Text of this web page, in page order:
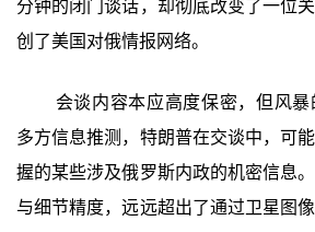
分钟的闭门谈话，却彻底改变了一位
创了美国对俄情报网络。
会谈内容本应高度保密，但风
多方信息推测，特朗普在交谈中，可
握的某些涉及俄罗斯内政的机密信息
与细节精度，远远超出了通过卫星图